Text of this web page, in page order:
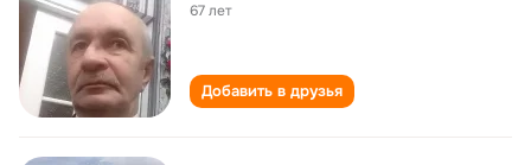
67 лет
Добавить в друзья